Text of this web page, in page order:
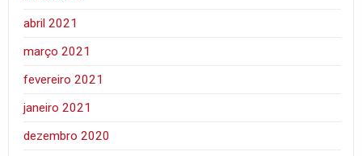
abril 2021
março 2021
fevereiro 2021
janeiro 2021
dezembro 2020